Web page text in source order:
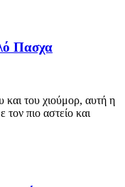
Πασχα
και του χιούμορ, αυτή η
πιο αστείο και